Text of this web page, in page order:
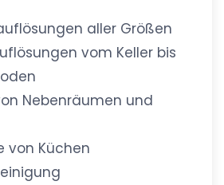
aller Größen
vom Keller bis
Nebenräumen und
von Küchen